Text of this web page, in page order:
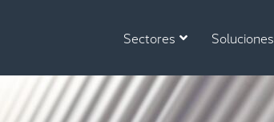
Sectores Soluciones